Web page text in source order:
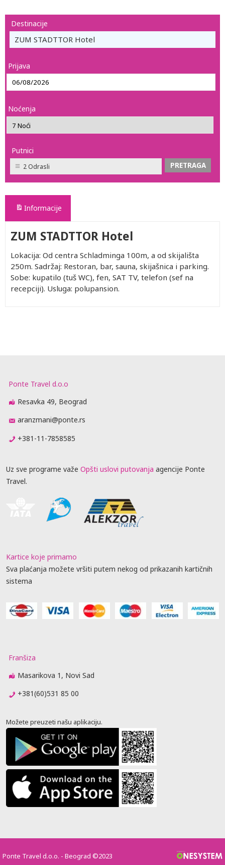
Destinacije
ZUM STADTTOR Hotel
Prijava
Noćenja
Putnici
2 Odrasli
Informacije
ZUM STADTTOR Hotel
Lokacija: Od centra Schladminga 100m, a od skijališta
250m. Sadržaj: Restoran, bar, sauna, skijašnica i parking.
Sobe: kupatilo (tuš WC), fen, SAT TV, telefon (sef na
recepciji). Usluga: polupansion.
Ponte Travel d.o.o
Resavka 49, Beograd
aranzmani@ponte.rs
+381-11-7858585
Uz sve programe važe Opšti uslovi putovanja agencije Ponte
Travel.
Kartice koje primamo
Sva plaćanja možete vršiti putem nekog od prikazanih kartičnih
sistema
Franšiza
Masarikova 1, Novi Sad
+381(60)531 85 00
Možete preuzeti našu aplikaciju.
Ponte Travel d.o.o. - Beograd ©2023